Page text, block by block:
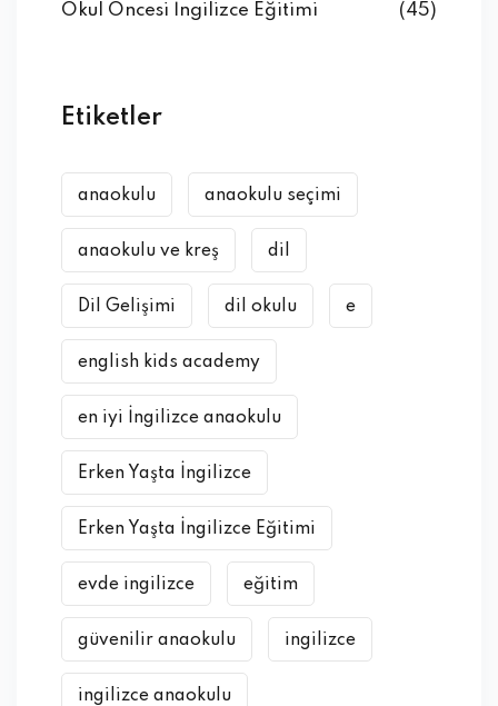
Okul Öncesi İngilizce Eğitimi (45)
Etiketler
anaokulu anaokulu seçimi
anaokulu ve kreş dil
Dil Gelişimi dil okulu e
english kids academy
en iyi İngilizce anaokulu
Erken Yaşta İngilizce
Erken Yaşta İngilizce Eğitimi
evde ingilizce eğitim
güvenilir anaokulu ingilizce
ingilizce anaokulu